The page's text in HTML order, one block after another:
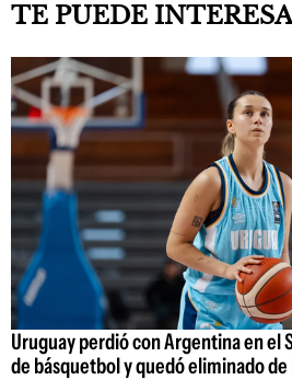
TE PUEDE
Uruguay perdió con Argentina en
de básquetbol y quedó eliminado